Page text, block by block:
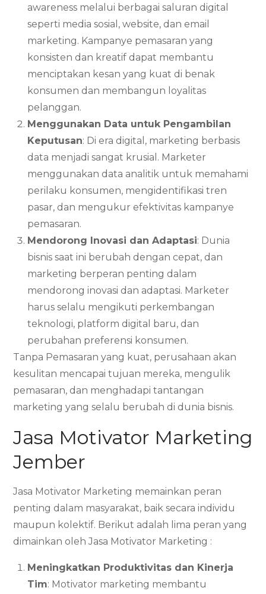
awareness melalui berbagai saluran digital
seperti media sosial, website, dan email
marketing. Kampanye pemasaran yang
konsisten dan kreatif dapat membantu
menciptakan kesan yang kuat di benak
konsumen dan membangun loyalitas
pelanggan.
Menggunakan Data untuk Pengambilan
Keputusan: Di era digital, marketing berbasis
data menjadi sangat krusial. Marketer
menggunakan data analitik untuk memahami
perilaku konsumen, mengidentifikasi tren
pasar, dan mengukur efektivitas kampanye
pemasaran.
Mendorong Inovasi dan Adaptasi: Dunia
bisnis saat ini berubah dengan cepat, dan
marketing berperan penting dalam
mendorong inovasi dan adaptasi. Marketer
harus selalu mengikuti perkembangan
teknologi, platform digital baru, dan
perubahan preferensi konsumen.
Tanpa Pemasaran yang kuat, perusahaan akan
kesulitan mencapai tujuan mereka, mengulik
pemasaran, dan menghadapi tantangan
marketing yang selalu berubah di dunia bisnis.
Jasa Motivator Marketing
Jember
Jasa Motivator Marketing memainkan peran
penting dalam masyarakat, baik secara individu
maupun kolektif. Berikut adalah lima peran yang
dimainkan oleh Jasa Motivator Marketing :
Meningkatkan Produktivitas dan Kinerja
Tim: Motivator marketing membantu